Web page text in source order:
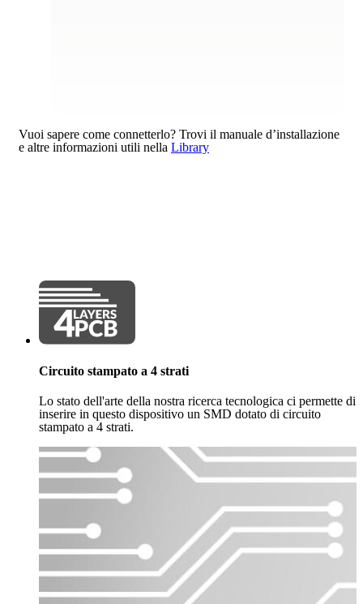
Vuoi sapere come connetterlo? Trovi il manuale d’installazione
e altre informazioni utili nella Library
Circuito stampato a 4 strati
Lo stato dell'arte della nostra ricerca tecnologica ci permette di
inserire in questo dispositivo un SMD dotato di circuito
stampato a 4 strati.